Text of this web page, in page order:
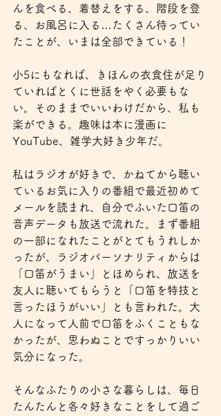
んを食べる、着替えをする、階段を登
る、お風呂に入る…たくさん待ってい
たことが、いまは全部できている！
小5にもなれば、きほんの衣食住が足り
ていればとくに世話をやく必要もな
い。そのままでいいわけだから、私も
楽ができる。趣味は本に漫画に
YouTube、雑学大好き少年だ。
私はラジオが好きで、かねてから聴い
ているお気に入りの番組で最近初めて
メールを読まれ、自分でふいた口笛の
音声データも放送で流れた。まず番組
の一部になれたことがとてもうれしか
ったが、ラジオパーソナリティからは
「口笛がうまい」とほめられ、放送を
友人に聴いてもらうと「口笛を特技と
言ったほうがいい」とも言われた。大
人になって人前で口笛をふくこともな
かったが、思わぬことですっかりいい
気分になった。
そんなふたりの小さな暮らしは、毎日
たんたんと各々好きなことをして過ご